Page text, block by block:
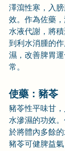
澤瀉性寒，入
效。作為佐藥
水液代謝，將
到利水消腫的
濕，改善脾胃
常。
使藥： 豬苓
豬苓性平味甘
水滲濕的功效
於將體內多餘的
豬苓可健脾益